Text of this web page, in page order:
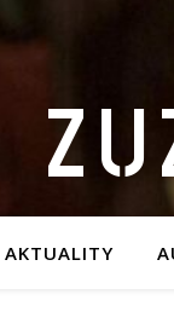
AKTUALITY